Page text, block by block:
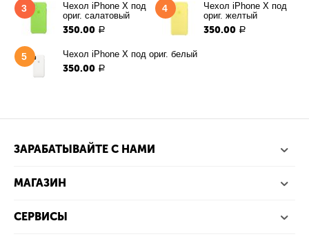
3
Чехол iPhone X под
ориг. салатовый
350.00 Р
4
Чехол iPhone X под
ориг. желтый
350.00 Р
5 Чехол iPhone X под ориг. белый
350.00 Р
ЗАРАБАТЫВАЙТЕ С НАМИ
МАГАЗИН
СЕРВИСЫ